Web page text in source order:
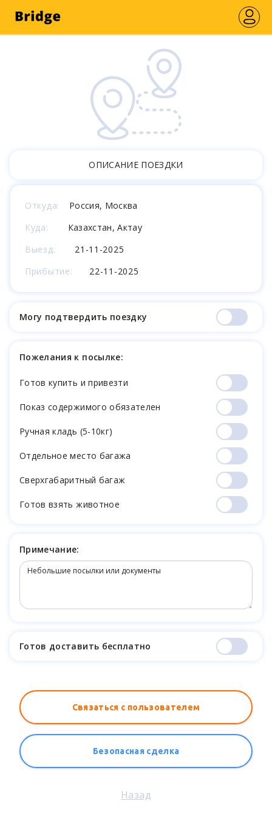
ОПИСАНИЕ ПОЕЗДКИ
Откуда:
Россия, Москва
Куда:
Казахстан, Актау
Выезд:
21-11-2025
Прибытие:
22-11-2025
Могу подтвердить поездку
Пожелания к посылке:
Готов купить и привезти
Показ содержимого обязателен
Ручная кладь (5-10кг)
Отдельное место багажа
Cверхгабаритный багаж
Готов взять животное
Примечание:
Готов доставить бесплатно
Связаться с пользователем
Безопасная сделка
Назад